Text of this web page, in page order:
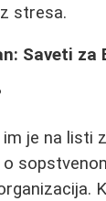
stresa.
Saveti
je na listi